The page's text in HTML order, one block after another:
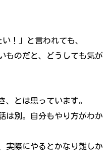
！」と言われても、
ものだと、どうしても気が
、とは思っています。
は別。自分もやり方がわか
実際にやるとかなり難しか